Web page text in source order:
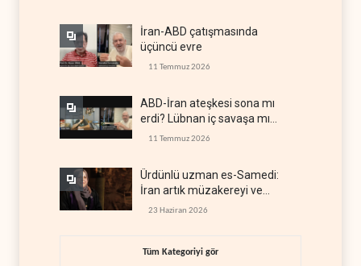
İran-ABD çatışmasında
üçüncü evre
11 Temmuz 2026
ABD-İran ateşkesi sona mı
erdi? Lübnan iç savaşa mı
gidiyor?
11 Temmuz 2026
Ürdünlü uzman es-Samedi:
İran artık müzakereyi ve
çatışmayı aynı anda yürütüyor
23 Haziran 2026
Tüm Kategoriyi gör